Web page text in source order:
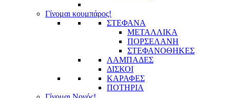
Γίνομαι κουμπάρος!
ΣΤΕΦΑΝΑ
ΜΕΤΑΛΛΙΚΑ
ΠΟΡΣΕΛΑΝΗ
ΣΤΕΦΑΝΟΘΗΚΕΣ
ΛΑΜΠΑΔΕΣ
ΔΙΣΚΟΙ
ΚΑΡΑΦΕΣ
ΠΟΤΗΡΙΑ